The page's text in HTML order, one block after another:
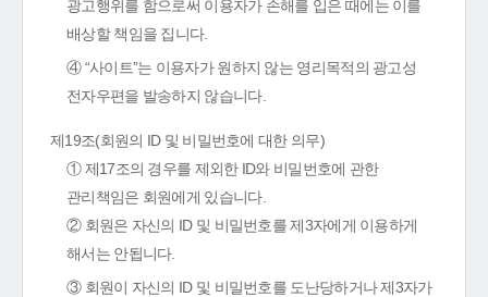
광고행위를 함으로써 이용자가 손해를 입은 때에는 이를
배상할 책임을 집니다.
④ “사이트”는 이용자가 원하지 않는 영리목적의 광고성
전자우편을 발송하지 않습니다.
제19조(회원의 ID 및 비밀번호에 대한 의무)
① 제17조의 경우를 제외한 ID와 비밀번호에 관한
관리책임은 회원에게 있습니다.
② 회원은 자신의 ID 및 비밀번호를 제3자에게 이용하게
해서는 안됩니다.
③ 회원이 자신의 ID 및 비밀번호를 도난당하거나 제3자가